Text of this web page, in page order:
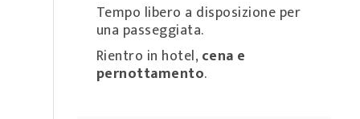
Tempo libero a disposizione per
una passeggiata.
Rientro in hotel, cena e
pernottamento.